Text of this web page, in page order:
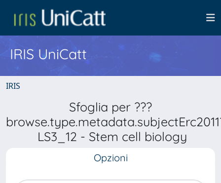
IRIS UniCatt
IRIS
Sfoglia per ???
LS3_12 - Stem cell biology
Opzioni